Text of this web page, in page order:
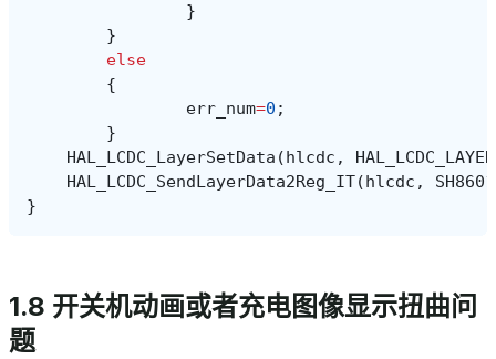
}
}
else
{
err_num=0 ;
}
HAL_LCDC_LayerSetData ( hlcdc ,
HAL_LCDC_SendLayerData2Reg_IT( hlcdc ,
}
1.8 开关机动画或者充电图像显示扭曲问
题